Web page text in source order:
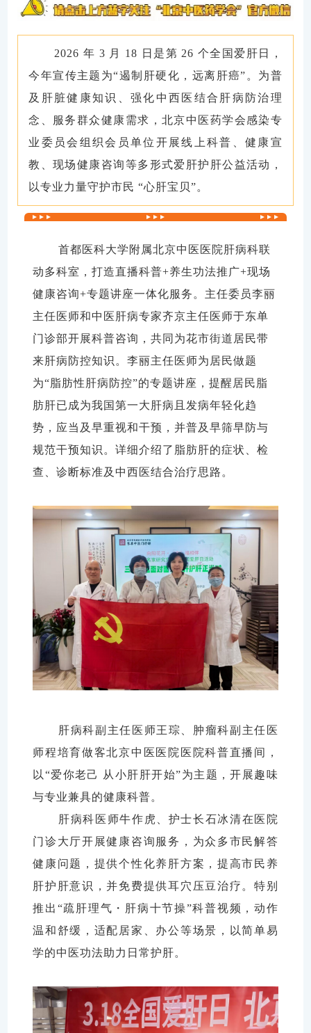
2026 年 3 月 18 日是第 26 个全国爱肝日，
今年宣传主题为“遏制肝硬化，远离肝癌”。为普
及肝脏健康知识、强化中西医结合肝病防治理
念、服务群众健康需求，北京中医药学会感染专
业委员会组织会员单位开展线上科普、健康宣
教、现场健康咨询等多形式爱肝护肝公益活动，
以专业力量守护市民 “心肝宝贝”。
首都医科大学附属北京中医医院肝病科联
动多科室，打造直播科普+养生功法推广+现场
健康咨询+专题讲座一体化服务。主任委员李丽
主任医师和中医肝病专家齐京主任医师于东单
门诊部开展科普咨询，共同为花市街道居民带
来肝病防控知识。李丽主任医师为居民做题
为“脂肪性肝病防控”的专题讲座，提醒居民脂
肪肝已成为我国第一大肝病且发病年轻化趋
势，应当及早重视和干预，并普及早筛早防与
规范干预知识。详细介绍了脂肪肝的症状、检
查、诊断标准及中西医结合治疗思路。
肝病科副主任医师王琮、肿瘤科副主任医
师程培育做客北京中医医院医院科普直播间，
以“爱你老己 从小肝肝开始”为主题，开展趣味
与专业兼具的健康科普。
肝病科医师牛作虎、护士长石冰清在医院
门诊大厅开展健康咨询服务，为众多市民解答
健康问题，提供个性化养肝方案，提高市民养
肝护肝意识，并免费提供耳穴压豆治疗。特别
推出“疏肝理气・肝病十节操”科普视频，动作
温和舒缓，适配居家、办公等场景，以简单易
学的中医功法助力日常护肝。